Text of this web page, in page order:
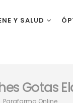
Y SALUD
Gotas
Parafarma Online